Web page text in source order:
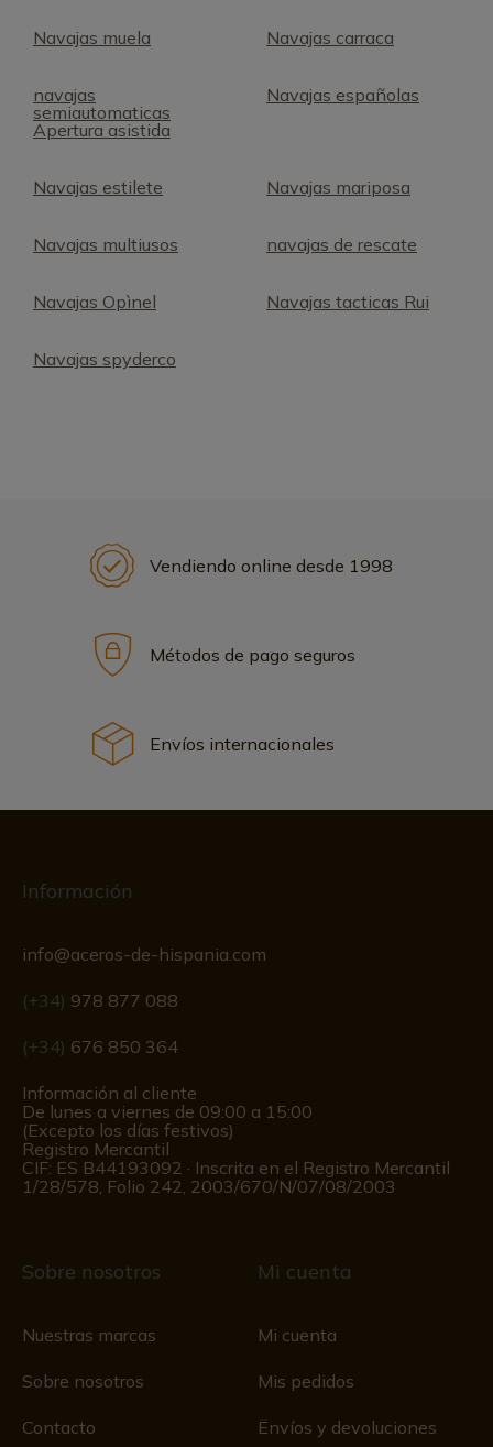
Navajas muela Navajas carraca
navajas
semiautomaticas
Apertura asistida
Navajas españolas
Navajas estilete Navajas mariposa
Navajas multiusos navajas de rescate
Navajas Opìnel Navajas tacticas Rui
Navajas spyderco
Vendiendo online desde 1998
Métodos de pago seguros
Envíos internacionales
Información
info@aceros-de-hispania.com
(+34) 978 877 088
(+34) 676 850 364
Información al cliente
De lunes a viernes de 09:00 a 15:00
(Excepto los días festivos)
Registro Mercantil
CIF: ES B44193092 · Inscrita en el Registro Mercantil
1/28/578, Folio 242, 2003/670/N/07/08/2003
Sobre nosotros
Nuestras marcas
Sobre nosotros
Contacto
Mi cuenta
Mi cuenta
Mis pedidos
Envíos y devoluciones